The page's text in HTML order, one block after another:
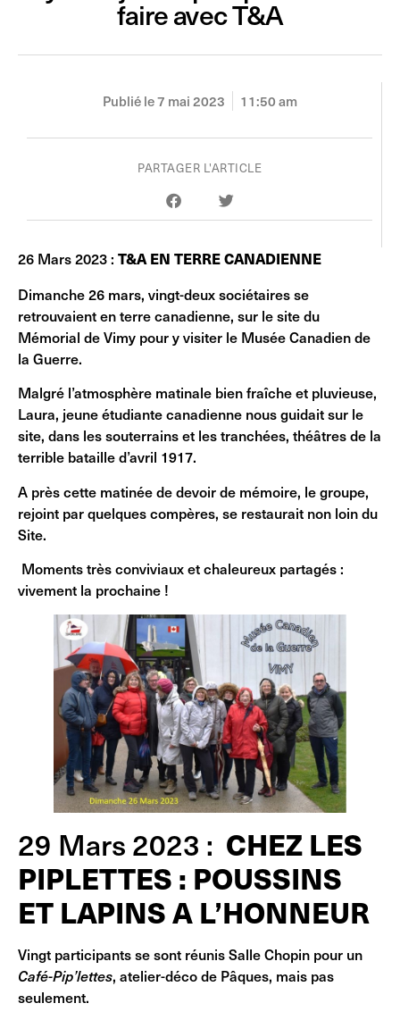
faire avec T&A
Publié le7 mai 2023 11:50 am
PARTAGER L'ARTICLE
26 Mars 2023 : T&A EN TERRE CANADIENNE
Dimanche 26 mars, vingt-deux sociétaires se
retrouvaient en terre canadienne, sur le site du
Mémorial de Vimy pour y visiter le Musée Canadien de
la Guerre.
Malgré l’atmosphère matinale bien fraîche et pluvieuse,
Laura, jeune étudiante canadienne nous guidait sur le
site, dans les souterrains et les tranchées, théâtres de la
terrible bataille d’avril 1917.
A près cette matinée de devoir de mémoire, le groupe,
rejoint par quelques compères, se restaurait non loin du
Site.
Moments très conviviaux et chaleureux partagés :
vivement la prochaine !
29 Mars 2023 : CHEZ LES
PIPLETTES : POUSSINS
ET LAPINS A L’HONNEUR
Vingt participants se sont réunis Salle Chopin pour un
Café-Pip’lettes, atelier-déco de Pâques, mais pas
seulement.